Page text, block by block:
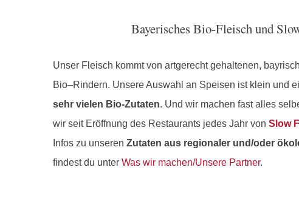
Bayerisches Bio-Fleisch und
Unser Fleisch kommt von artgerecht gehaltenen,
Bio–Rindern. Unsere Auswahl an Speisen ist klein und
sehr vielen Bio-Zutaten. Und wir machen fast alles
wir seit Eröffnung des Restaurants jedes Jahr von Slow
Infos zu unseren Zutaten aus regionaler und/oder
findest du unter Was wir machen/Unsere Partner.